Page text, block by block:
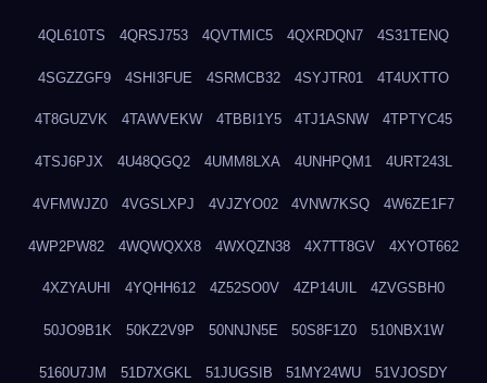
4QL610TS 4QRSJ753 4QVTMIC5 4QXRDQN7 4S31TENQ
4SGZZGF9 4SHI3FUE 4SRMCB32 4SYJTR01 4T4UXTTO
4T8GUZVK 4TAWVEKW 4TBBI1Y5 4TJ1ASNW 4TPTYC45
4TSJ6PJX 4U48QGQ2 4UMM8LXA 4UNHPQM1 4URT243L
4VFMWJZ0 4VGSLXPJ 4VJZYO02 4VNW7KSQ 4W6ZE1F7
4WP2PW82 4WQWQXX8 4WXQZN38 4X7TT8GV 4XYOT662
4XZYAUHI 4YQHH612 4Z52SO0V 4ZP14UIL 4ZVGSBH0
50JO9B1K 50KZ2V9P 50NNJN5E 50S8F1Z0 510NBX1W
5160U7JM 51D7XGKL 51JUGSIB 51MY24WU 51VJOSDY